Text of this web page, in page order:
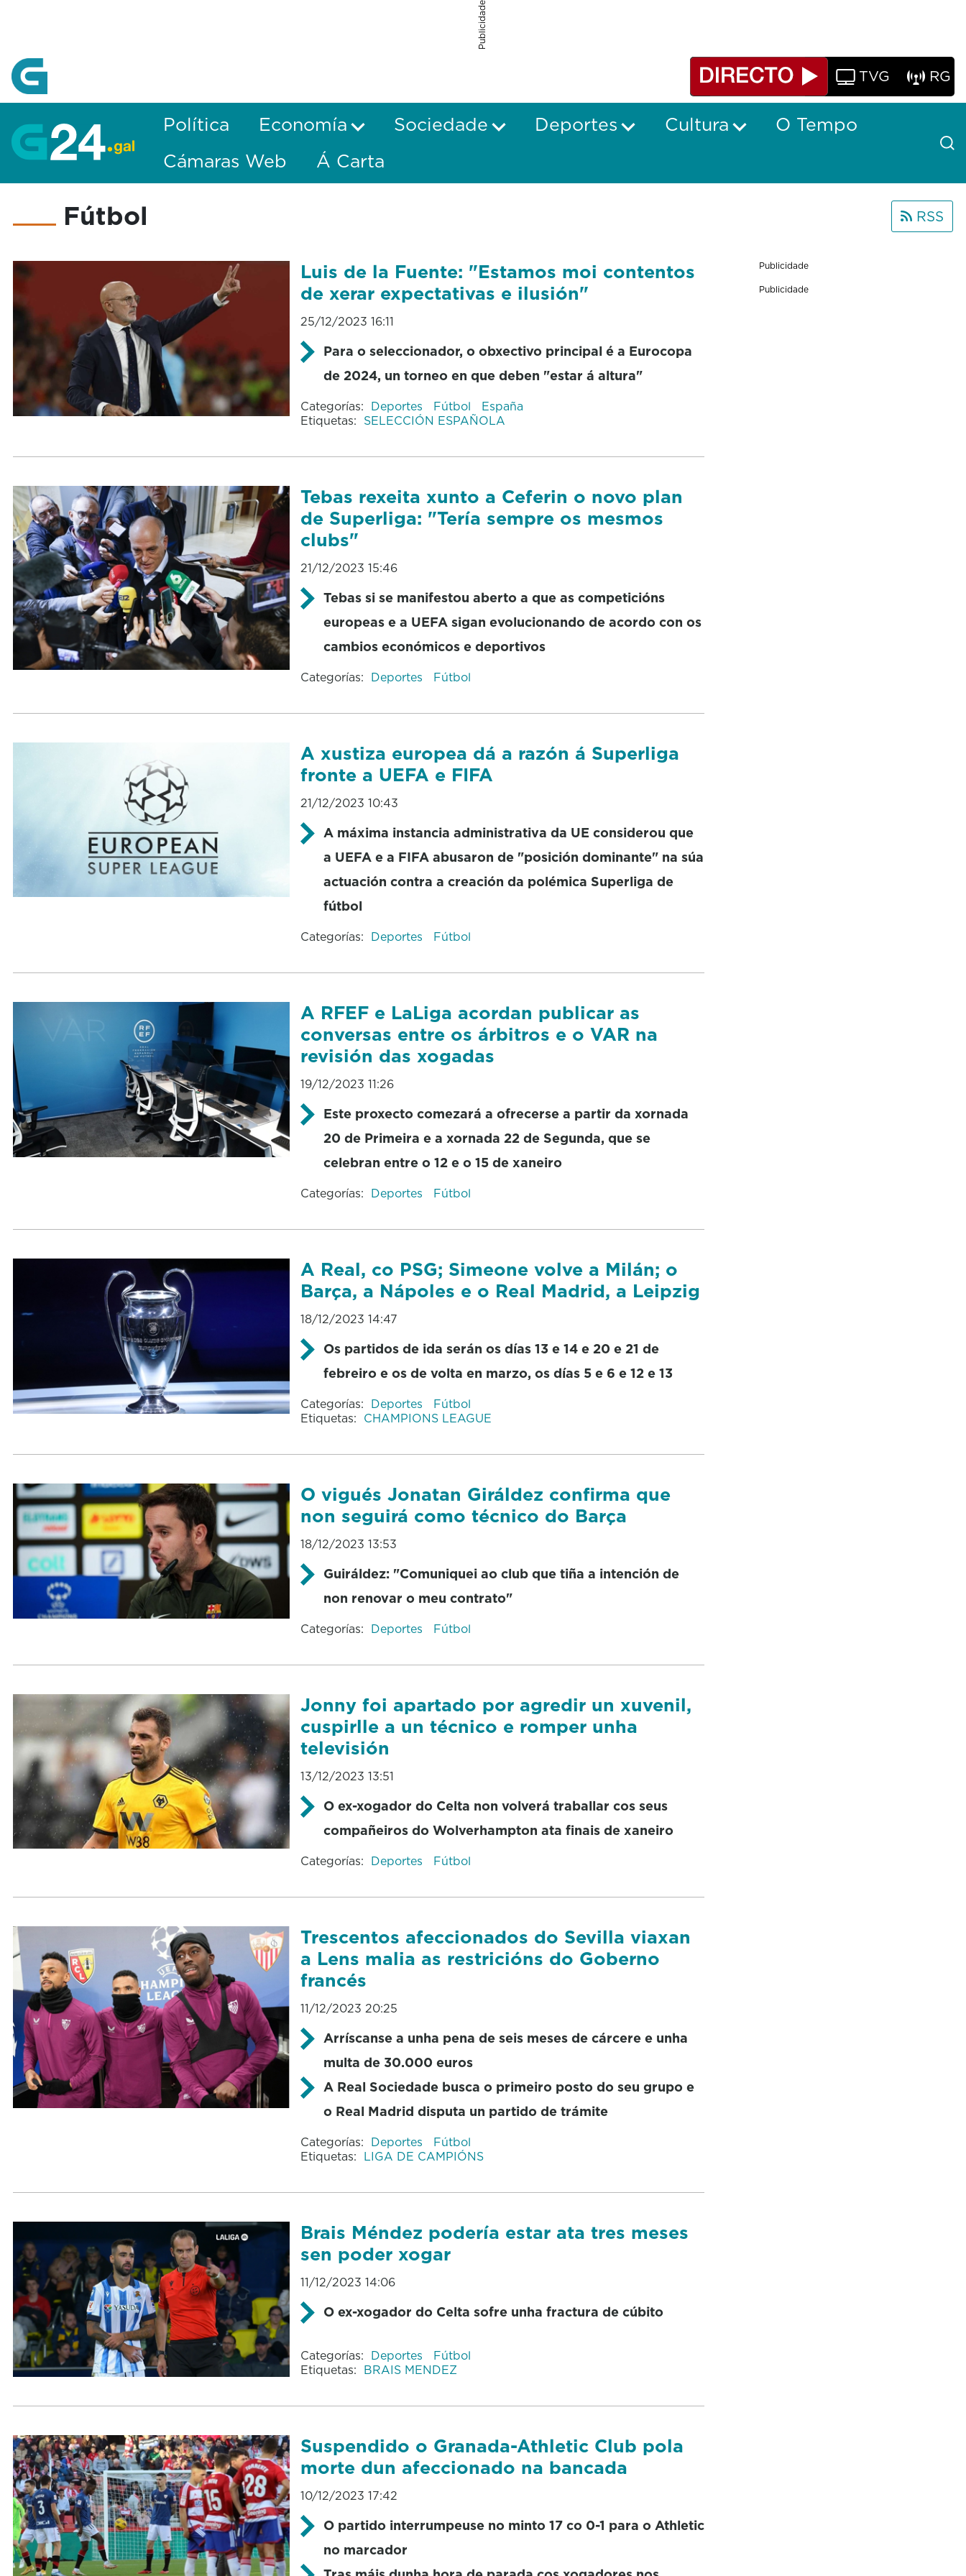
Publicidade
TVG RG
Política Economía Sociedade Deportes Cultura
O Tempo
Cámaras Web
Á Carta
Fútbol RSS
Luis de la Fuente: "Estamos moi contentos
de xerar expectativas e ilusión"
25/12/2023 16:11
Para o seleccionador, o obxectivo principal é a Eurocopa
de 2024, un torneo en que deben "estar á altura"
Categorías: Deportes Fútbol
España
Etiquetas: SELECCIÓN ESPAÑOLA
Tebas rexeita xunto a Ceferin o novo plan
de Superliga: "Tería sempre os mesmos
clubs"
21/12/2023 15:46
Tebas si se manifestou aberto a que as competicións
europeas e a UEFA sigan evolucionando de acordo con os
cambios económicos e deportivos
Categorías: Deportes Fútbol
A xustiza europea dá a razón á Superliga
fronte a UEFA e FIFA
21/12/2023 10:43
A máxima instancia administrativa da UE considerou que
a UEFA e a FIFA abusaron de "posición dominante" na súa
actuación contra a creación da polémica Superliga de
fútbol
Categorías: Deportes Fútbol
A RFEF e LaLiga acordan publicar as
conversas entre os árbitros e o VAR na
revisión das xogadas
19/12/2023 11:26
Este proxecto comezará a ofrecerse a partir da xornada
20 de Primeira e a xornada 22 de Segunda, que se
celebran entre o 12 e o 15 de xaneiro
Categorías: Deportes Fútbol
A Real, co PSG; Simeone volve a Milán; o
Barça, a Nápoles e o Real Madrid, a Leipzig
18/12/2023 14:47
Os partidos de ida serán os días 13 e 14 e 20 e 21 de
febreiro e os de volta en marzo, os días 5 e 6 e 12 e 13
Categorías: Deportes
Fútbol
Etiquetas: CHAMPIONS LEAGUE
O vigués Jonatan Giráldez confirma que
non seguirá como técnico do Barça
18/12/2023 13:53
Guiráldez: "Comuniquei ao club que tiña a intención de
non renovar o meu contrato"
Categorías: Deportes Fútbol
Jonny foi apartado por agredir un xuvenil,
cuspirlle a un técnico e romper unha
televisión
13/12/2023 13:51
O ex-xogador do Celta non volverá traballar cos seus
compañeiros do Wolverhampton ata finais de xaneiro
Categorías: Deportes Fútbol
Trescentos afeccionados do Sevilla viaxan
a Lens malia as restricións do Goberno
francés
11/12/2023 20:25
Arríscanse a unha pena de seis meses de cárcere e unha
multa de 30.000 euros
A Real Sociedade busca o primeiro posto do seu grupo e
o Real Madrid disputa un partido de trámite
Categorías: Deportes
Fútbol
Etiquetas: LIGA DE CAMPIÓNS
Brais Méndez podería estar ata tres meses
sen poder xogar
11/12/2023 14:06
O ex-xogador do Celta sofre unha fractura de cúbito
Categorías: Deportes
Fútbol
Etiquetas: BRAIS MENDEZ
Suspendido o Granada-Athletic Club pola
morte dun afeccionado na bancada
10/12/2023 17:42
O partido interrumpeuse no minto 17 co 0-1 para o Athletic
no marcador
Publicidade
Publicidade